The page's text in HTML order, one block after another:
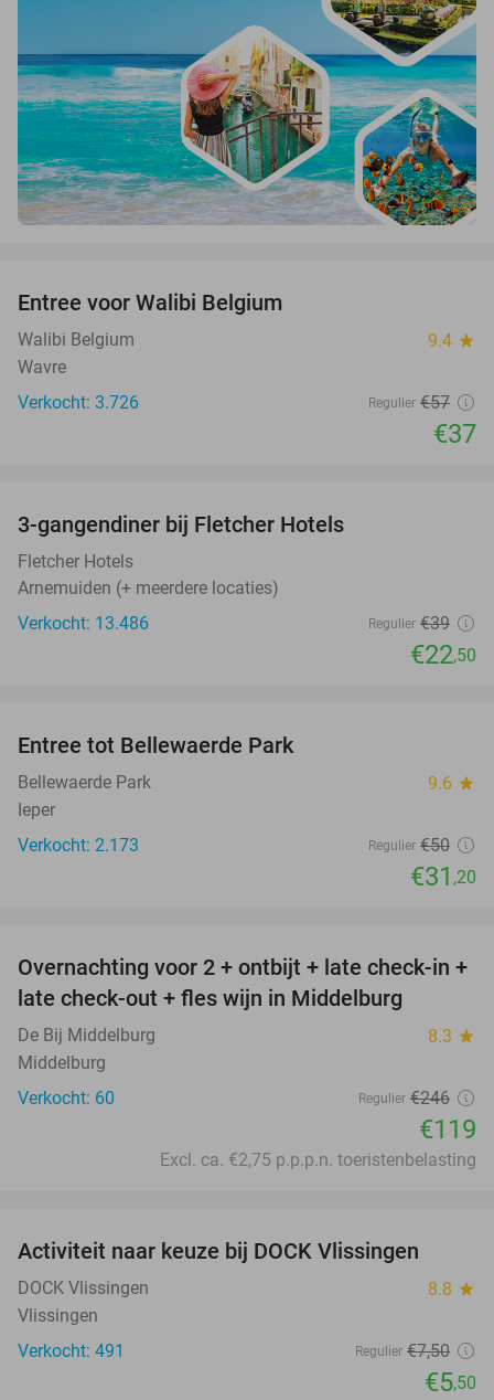
Entree voor Walibi Belgium
Walibi Belgium 9.4 star
Wavre
Verkocht: 3.726
Regulier €57
€37
3-gangendiner bij Fletcher Hotels
Fletcher Hotels
Arnemuiden (+ meerdere locaties)
Verkocht: 13.486
Regulier €39
€22,50
Entree tot Bellewaerde Park
Bellewaerde Park 9.6 star
Ieper
Verkocht: 2.173
Regulier €50
€31 ,20
52%
Overnachting voor 2 + ontbijt + late check-in +
late check-out + fles wijn in Middelburg
De Bij Middelburg 8.3 star
Middelburg
Verkocht: 60
Regulier €246
€119
Excl. ca. €2,75 p.p.p.n. toeristenbelasting
Activiteit naar keuze bij DOCK Vlissingen
DOCK Vlissingen 8.8 star
Vlissingen
Verkocht: 491
Regulier €7,50
€5,50